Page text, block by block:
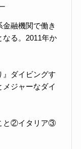
融機関で働き
なる。2011年か
』ダイビングす
メジャーなダイ
と②イタリア③